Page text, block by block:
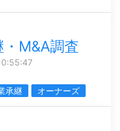
M&A調査
承継 オーナーズ